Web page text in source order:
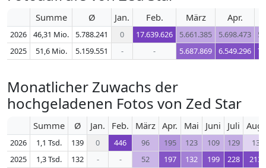
Summe Ø Jan. Feb. März Apr.
2026 46,31 Mio. 5.788.241 0 17.639.626 5.661.385 5.698.473
2025
51,6 Mio. 5.159.551 - - 5.687.869 6.549.296
Monatlicher Zuwachs der
hochgeladenen Fotos von Zed Star
Summe Ø Jan. Feb. März Apr. Mai Juni Juli Aug.
2026 1,1 Tsd. 139 0 446 96 195 123 109 129
13
2025
1,3 Tsd. 132 - - 52 197 132 199 228 213